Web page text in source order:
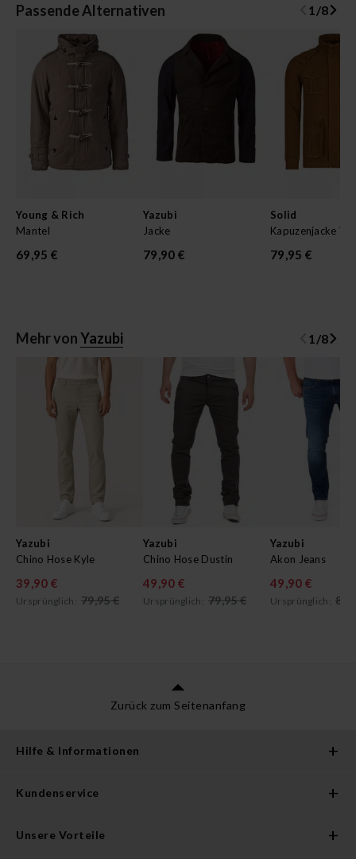
Passende Alternativen 1/8
Young & Rich
Mantel
69,95 €
Yazubi
Jacke
79,90 €
Solid
Kapuzenjacke
79,95 €
Mehr vonYazubi 1 /8
Yazubi
Chino Hose Kyle
39,90 €
Ursprünglich: 79,95 €
Yazubi
Chino Hose Dustin
49,90 €
Ursprünglich: 79,95 €
Yazubi
Akon Jeans
49,90 €
Ursprünglich:
Zurück zum Seitenanfang
Hilfe & Informationen
Kundenservice
Unsere Vorteile